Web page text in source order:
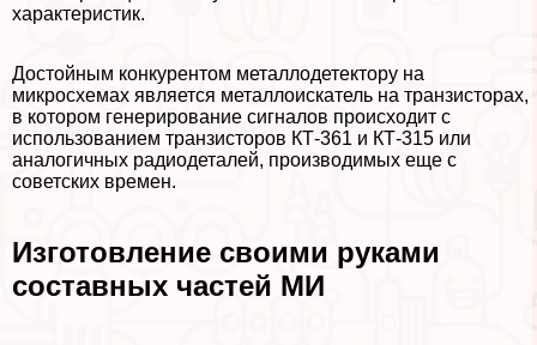
хаpaктеристик.
Достойным конкурентом металлодетектору на
микросхемах является металлоискатель на транзисторах,
в котором генерирование сигналов происходит с
использованием транзисторов КТ-361 и КТ-315 или
аналогичных радиодеталей, производимых еще с
советских времен.
Изготовление своими руками
составных частей МИ